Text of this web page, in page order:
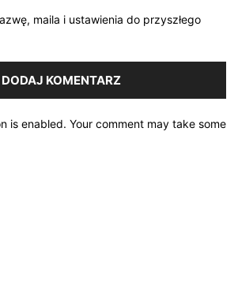
maila i ustawienia do przyszłego
is enabled. Your comment may take some